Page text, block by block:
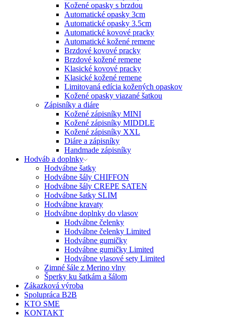
Kožené opasky s brzdou
Automatické opasky 3cm
Automatické opasky 3.5cm
Automatické kovové pracky
Automatické kožené remene
Brzdové kovové pracky
Brzdové kožené remene
Klasické kovové pracky
Klasické kožené remene
Limitovaná edícia kožených opaskov
Kožené opasky viazané šatkou
Zápisníky a diáre
Kožené zápisníky MINI
Kožené zápisníky MIDDLE
Kožené zápisníky XXL
Diáre a zápisníky
Handmade zápisníky
Hodváb a doplnky
Hodvábne šatky
Hodvábne šály CHIFFON
Hodvábne šály CREPE SATEN
Hodvábne šatky SLIM
Hodvábne kravaty
Hodvábne doplnky do vlasov
Hodvábne čelenky
Hodvábne čelenky Limited
Hodvábne gumičky
Hodvábne gumičky Limited
Hodvábne vlasové sety Limited
Zimné šále z Merino vlny
Šperky ku šatkám a šálom
Zákazková výroba
Spolupráca B2B
KTO SME
KONTAKT